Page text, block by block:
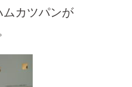
カツパンが